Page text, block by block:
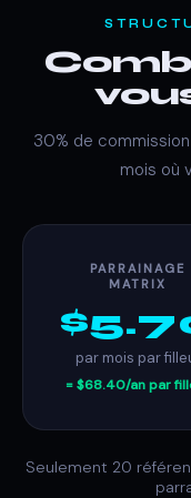
30% de
mois où
PARRAINAGE
MATRIX
par mois par
= $68.40/an par
Seulement 20